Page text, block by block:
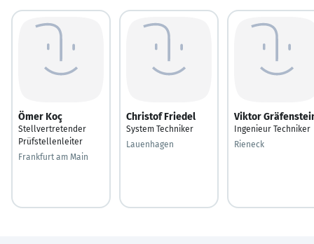
Ömer Koç
Stellvertretender
Prüfstellenleiter
Frankfurt am Main
Christof Friedel
System Techniker
Lauenhagen
Viktor
Ingenieur Techniker
Rieneck